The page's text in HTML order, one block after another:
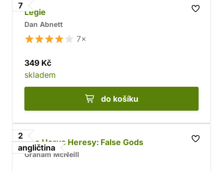
7
Legie
Dan Abnett
7×
349 Kč
skladem
do košíku
2
angličtina
The Horus Heresy: False Gods
Graham McNeill